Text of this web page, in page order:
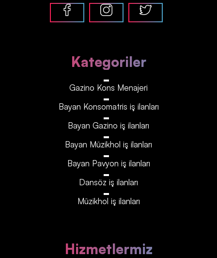
Kategoriler
Gazino Kons Menajeri
Bayan Konsomatris iş ilanları
Bayan Gazino iş ilanları
Bayan Müzikhol iş ilanları
Bayan Pavyon iş ilanları
Dansöz iş ilanları
Müzikhol iş ilanları
Hizmetlermiz